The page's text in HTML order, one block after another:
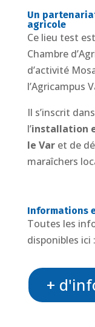
Un
agricole
Ce lieu test
Chambre
d’activité
l’Agricampus
Il s’inscrit
l’installation
le Varet de
maraîchers
Informations
Toutes les
disponibles ici :
+